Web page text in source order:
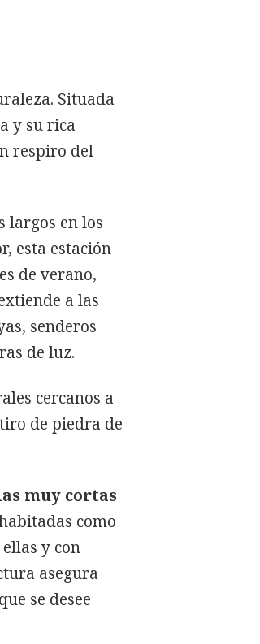
Situada
y su rica
respiro del
largos en los
esta estación
de verano,
a las
senderos
de luz.
cercanos a
de piedra de
muy cortas
como
y con
asegura
se desee